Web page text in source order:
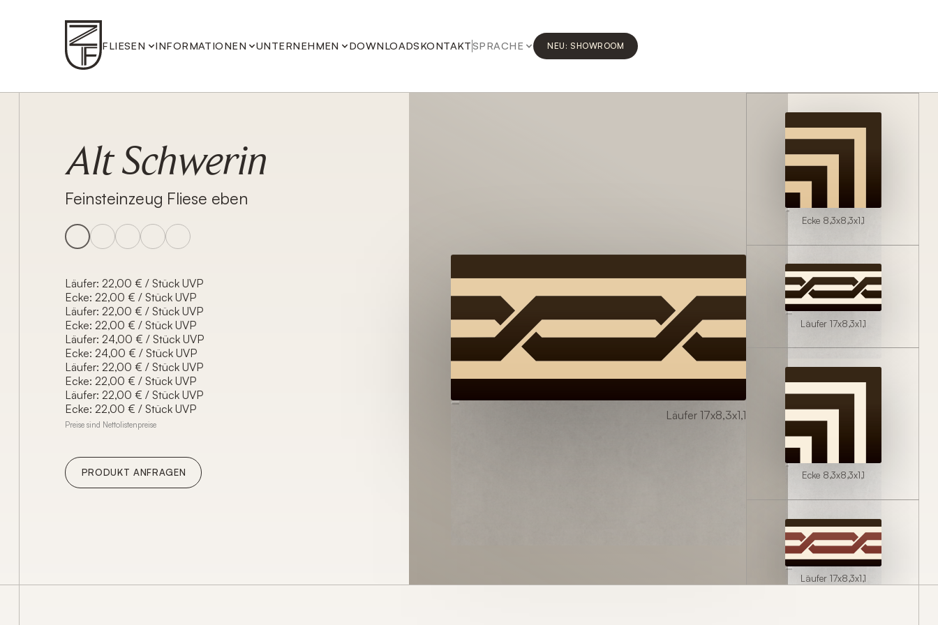
FLIESEN INFORMATIONEN UNTERNEHMEN DOWNLOADSKONTAKTSPRACHE NEU: SHOWROOM
Alt Schwerin
Feinsteinzeug Fliese eben
Läufer: 22,00 € / Stück UVP
Ecke: 22,00 € / Stück UVP
Läufer: 22,00 € / Stück UVP
Ecke: 22,00 € / Stück UVP
Läufer: 24,00 € / Stück UVP
Ecke: 24,00 € / Stück UVP
Läufer: 22,00 € / Stück UVP
Ecke: 22,00 € / Stück UVP
Läufer: 22,00 € / Stück UVP
Ecke: 22,00 € / Stück UVP
Preise sind Nettolistenpreise
PRODUKT ANFRAGEN
Läufer 17x8,3x1,1
Ecke 8,3x8,3x1,1
Läufer 17x8,3x1,1
Ecke 8,3x8,3x1,1
Läufer 17x8,3x1,1